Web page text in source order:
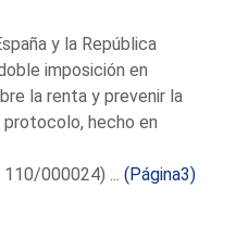
y la República
imposición en
la renta y prevenir la
hecho en
110/000024) ...(Página3)